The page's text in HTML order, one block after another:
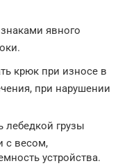
явного
крюк при износе в
при нарушении
лебедкой грузы
с весом,
устройства.